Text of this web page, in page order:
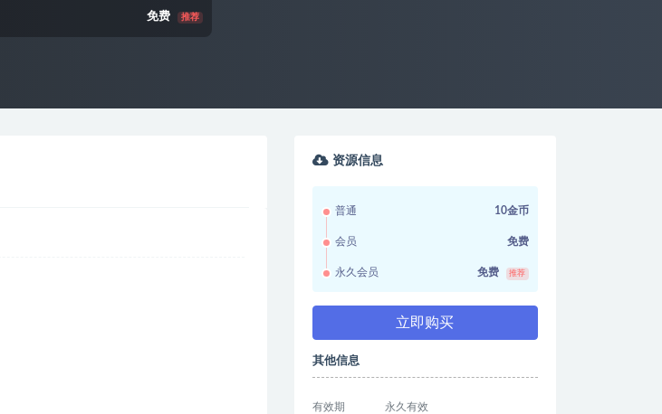
免费 推荐
资源信息
普通 10金币
会员 免费
永久会员 免费 推荐
立即购买
其他信息
有效期 永久有效